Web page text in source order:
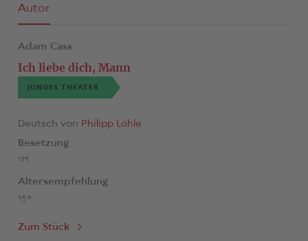
Autor
Adam Cass
Ich liebe dich, Mann
JUNGES THEATER
Deutsch von Philipp Löhle
Besetzung
1H
Altersempfehlung
15+
Zum Stück